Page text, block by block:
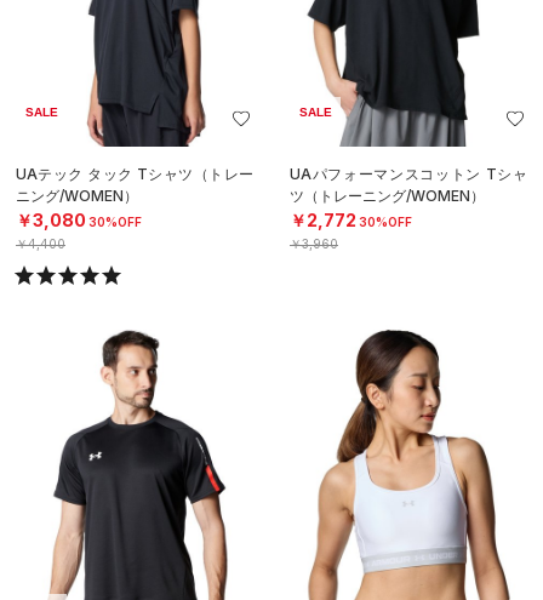
SALE
UAテック タック Tシャツ（トレー
ニング/WOMEN）
￥3,080 30%OFF
￥4,400
SALE
UAパフォーマンスコットン Tシャ
ツ（トレーニング/WOMEN）
￥2,772 30%OFF
￥3,960